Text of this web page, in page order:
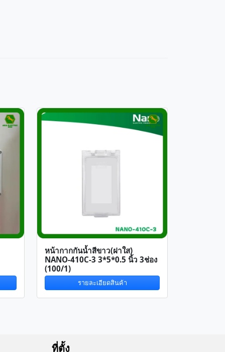
หน้ากากกันน้ำสีขาว(ฝาใส)
NANO-410C-3 3*5*0.5 นิ้ว 3ช่อง
(100/1)
รายละเอียดสินค้า
ที่ตั้ง